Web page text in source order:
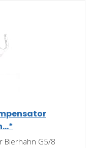
Bierhahn G5/8